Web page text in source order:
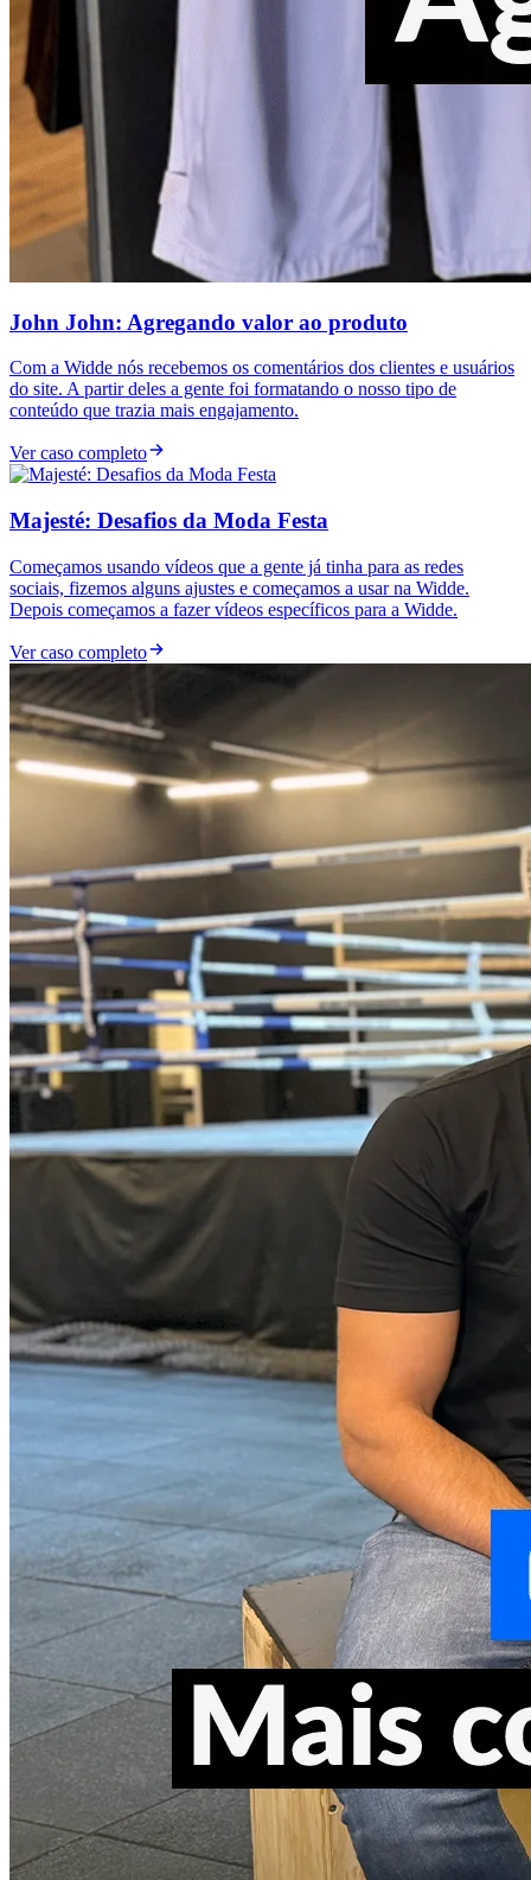
John John: Agregando valor ao produto
Com a Widde nós recebemos os comentários dos clientes e usuários
do site. A partir deles a gente foi formatando o nosso tipo de
conteúdo que trazia mais engajamento.
Ver caso completo
Majesté: Desafios da Moda Festa
Começamos usando vídeos que a gente já tinha para as redes
sociais, fizemos alguns ajustes e começamos a usar na Widde.
Depois começamos a fazer vídeos específicos para a Widde.
Ver caso completo